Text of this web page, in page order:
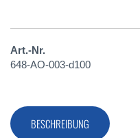
Art.-Nr.
648-AO-003-d100
BESCHREIBUNG